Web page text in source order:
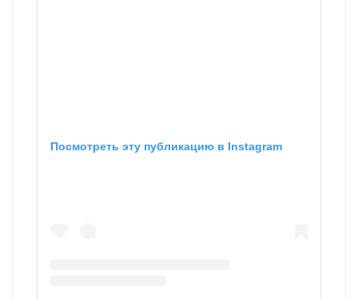
Посмотреть эту публикацию в Instagram